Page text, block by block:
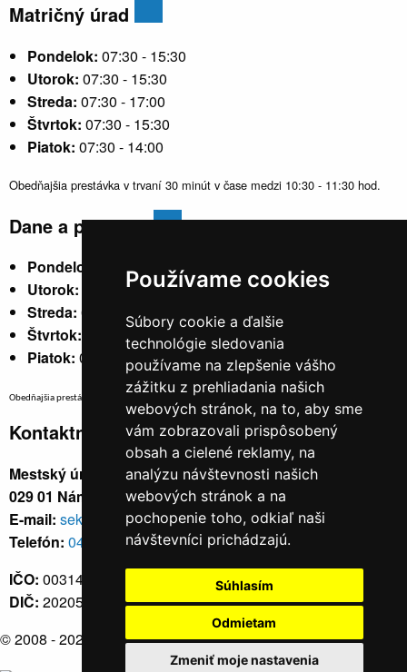
Používame cookies
Súbory cookie a ďalšie
technológie sledovania
používame na zlepšenie vášho
zážitku z prehliadania našich
webových stránok, na to, aby sme
vám zobrazovali prispôsobený
obsah a cielené reklamy, na
analýzu návštevnosti našich
webových stránok a na
pochopenie toho, odkiaľ naši
návštevníci prichádzajú.
Súhlasím
Odmietam
Zmeniť moje nastavenia
Matričný úrad
Pondelok: 07:30 - 15:30
Utorok: 07:30 - 15:30
Streda: 07:30 - 17:00
Štvrtok: 07:30 - 15:30
Piatok: 07:30 - 14:00
Obedňajšia prestávka v trvaní 30 minút v čase medzi 10:30 - 11:30 hod.
Dane a poplatky
Pondelok:
07:30 - 15:30
Utorok:
nestránkový
Streda: 07:30 - 17:00
Štvrtok:
nestránkový
Piatok: 07:30 - 14:00
Obedňajšia prestávka v trvaní 30 minút v čase medzi 10:30 - 11:30 hod.
Kontaktné údaje
Mestský úrad, Cyrila a Metoda 329/6,
029 01 Námestovo
E-mail: sekretariat@namestovo.sk
Telefón: 043 5504711
IČO: 00314676
DIČ: 2020571707
© 2008 - 2026
Námestovo.sk